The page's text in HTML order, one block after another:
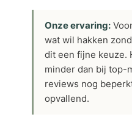
Onze ervaring:
wat wil hakken
dit een fijne keuze.
minder dan bij top-
reviews nog
opvallend.